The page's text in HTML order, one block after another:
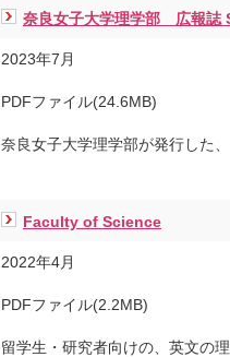
奈良女子大学理学部 広報
2023年7月
PDFファイル(24.6MB)
奈良女子大学理学部が発行した
Faculty of Science
2022年4月
PDFファイル(2.2MB)
留学生・研究者向けの、英文の